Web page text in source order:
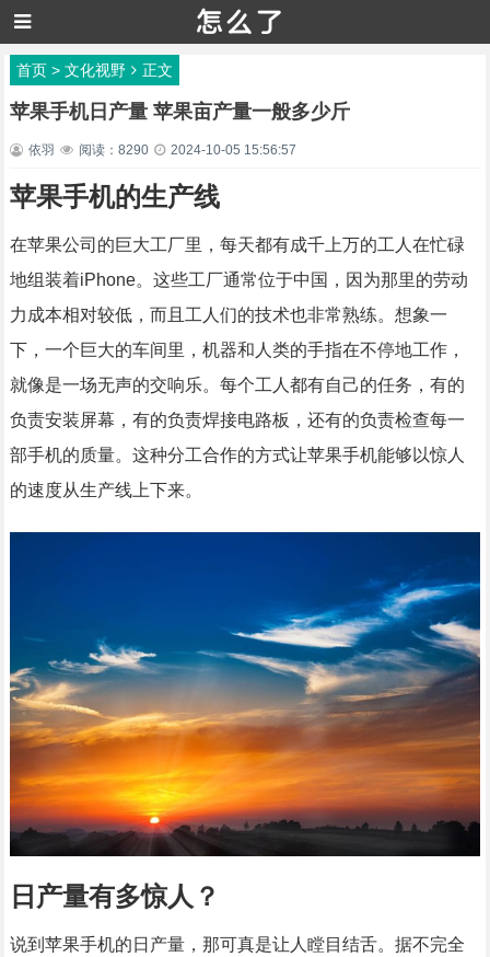
首页> 文化视野 正文
苹果手机日产量 苹果亩产量一般多少斤
依羽 阅读：8290 2024-10-05 15:56:57
苹果手机的生产线
在苹果公司的巨大工厂里，每天都有成千上万的工人在忙碌
地组装着iPhone。这些工厂通常位于中国，因为那里的劳动
力成本相对较低，而且工人们的技术也非常熟练。想象一
下，一个巨大的车间里，机器和人类的手指在不停地工作，
就像是一场无声的交响乐。每个工人都有自己的任务，有的
负责安装屏幕，有的负责焊接电路板，还有的负责检查每一
部手机的质量。这种分工合作的方式让苹果手机能够以惊人
的速度从生产线上下来。
日产量有多惊人？
说到苹果手机的日产量，那可真是让人瞠目结舌。据不完全